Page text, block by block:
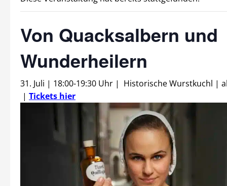
Von Quacksalbern und
Wunderheilern
31. Juli | 18:00-19:30 Uhr | Historische Wurstkuchl |
| Tickets hier